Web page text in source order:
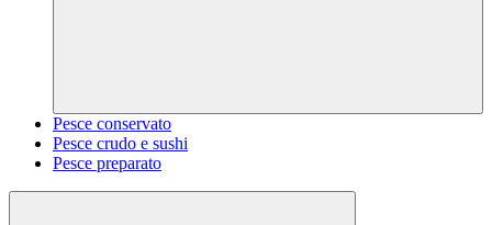
Pesce conservato
Pesce crudo e sushi
Pesce preparato